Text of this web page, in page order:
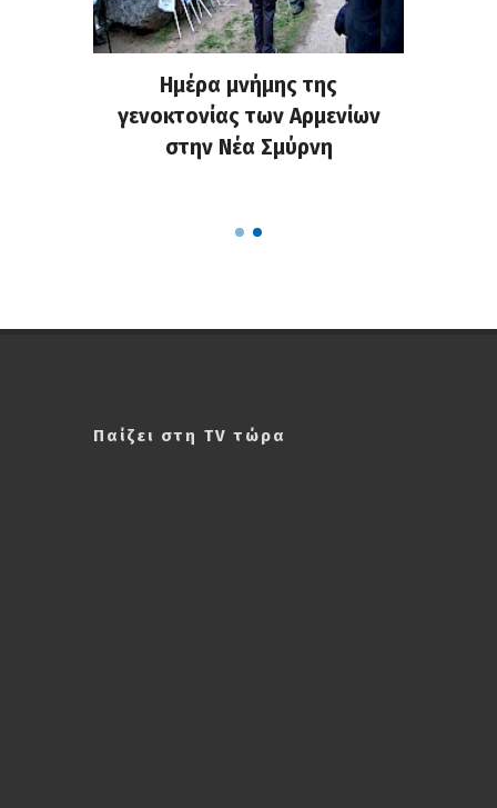
Ημέρα μνήμης της
γενοκτονίας των Αρμενίων
στην Νέα Σμύρνη
Παίζει στη TV τώρα